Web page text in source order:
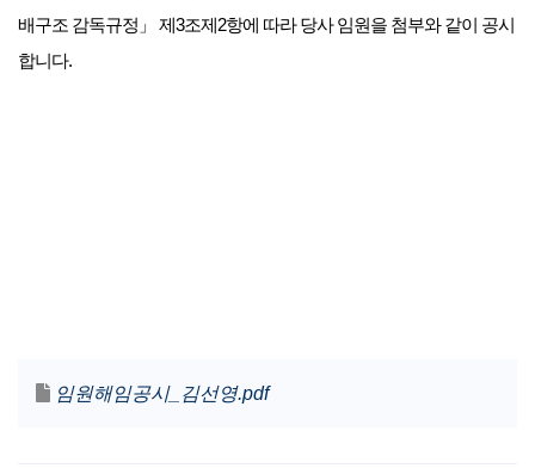
배구조 감독규정」 제3조제2항에 따라 당사 임원을 첨부와 같이 공시
합니다.
임원해임공시_김선영.pdf